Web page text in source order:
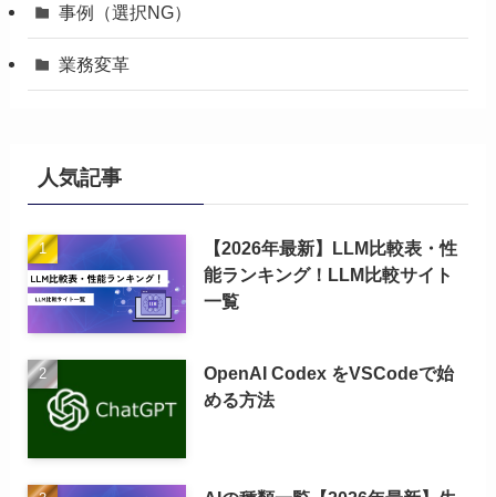
事例（選択NG）
業務変革
人気記事
【2026年最新】LLM比較表・性
能ランキング！LLM比較サイト
一覧
OpenAI Codex をVSCodeで始
める方法